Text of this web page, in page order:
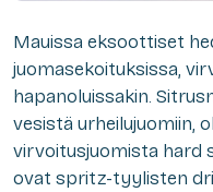
Mauissa eksoottiset
juomasekoituksissa,
hapanoluissakin.
vesistä urheilujuomiin,
virvoitusjuomista hard
ovat spritz-tyylisten